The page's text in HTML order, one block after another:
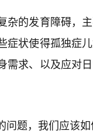
杂的发育障碍，
症状使得孤独症
需求、以及应对
题，我们应该如